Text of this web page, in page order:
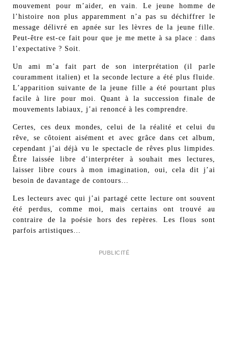
mouvement pour m’aider, en vain. Le jeune homme de
l’histoire non plus apparemment n’a pas su déchiffrer le
message délivré en apnée sur les lèvres de la jeune fille.
Peut-être est-ce fait pour que je me mette à sa place : dans
l’expectative ? Soit.
Un ami m’a fait part de son interprétation (il parle
couramment italien) et la seconde lecture a été plus fluide.
L’apparition suivante de la jeune fille a été pourtant plus
facile à lire pour moi. Quant à la succession finale de
mouvements labiaux, j’ai renoncé à les comprendre.
Certes, ces deux mondes, celui de la réalité et celui du
rêve, se côtoient aisément et avec grâce dans cet album,
cependant j’ai déjà vu le spectacle de rêves plus limpides.
Être laissée libre d’interpréter à souhait mes lectures,
laisser libre cours à mon imagination, oui, cela dit j’ai
besoin de davantage de contours…
Les lecteurs avec qui j’ai partagé cette lecture ont souvent
été perdus, comme moi, mais certains ont trouvé au
contraire de la poésie hors des repères. Les flous sont
parfois artistiques…
PUBLICITÉ